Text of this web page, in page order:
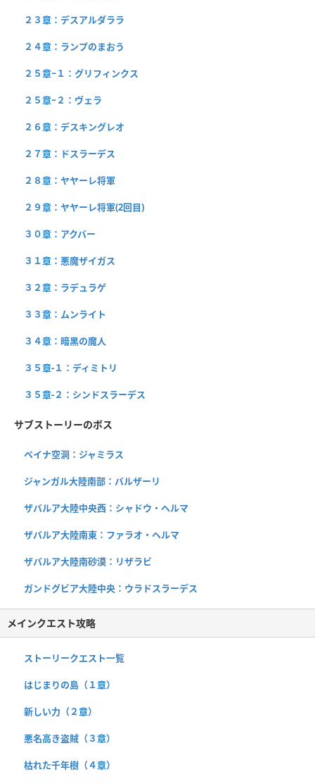
２３章：デスアルダララ
２４章：ランプのまおう
２５章−１：グリフィンクス
２５章−２：ヴェラ
２６章：デスキングレオ
２７章：ドスラーデス
２８章：ヤヤーレ将軍
２９章：ヤヤーレ将軍(2回目)
３０章：アクバー
３１章：悪魔ザイガス
３２章：ラデュラゲ
３３章：ムンライト
３４章：暗黒の魔人
３５章-１：ディミトリ
３５章-２：シンドスラーデス
サブストーリーのボス
ベイナ空洞：ジャミラス
ジャンガル大陸南部：バルザーリ
ザバルア大陸中央西：シャドウ・ヘルマ
ザバルア大陸南東：ファラオ・ヘルマ
ザバルア大陸南砂漠：リザラビ
ガンドグビア大陸中央：ウラドスラーデス
メインクエスト攻略
ストーリークエスト一覧
はじまりの島（１章）
新しい力（２章）
悪名高き盗賊（３章）
枯れた千年樹（４章）